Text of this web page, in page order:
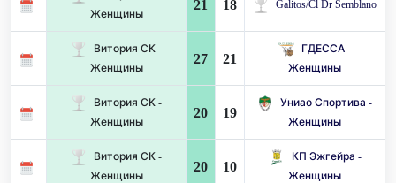
Женщины
21 18 Galitos/Cl Dr Semblano
Витория СК -
Женщины
27 21
ГДЕССА -
Женщины
Витория СК -
Женщины
20 19
Униао Спортива -
Женщины
Витория СК -
Женщины
20 10
КП Эжгейра -
Женщины